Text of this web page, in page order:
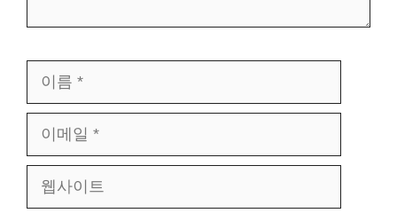
름
메
사
트